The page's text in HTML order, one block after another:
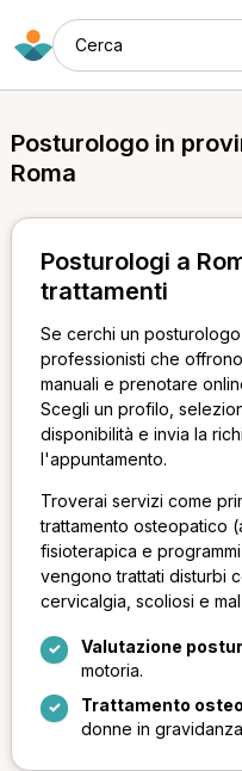
Cerca
Posturologo in
Roma
Posturologi a
trattamenti
Se cerchi un
professionisti che
manuali e prenotare
Scegli un profilo,
disponibilità e invia la
l'appuntamento.
Troverai servizi come
trattamento osteopatico
fisioterapica e
vengono trattati disturbi
cervicalgia, scoliosi e
Valutazione
motoria.
Trattamento
donne in